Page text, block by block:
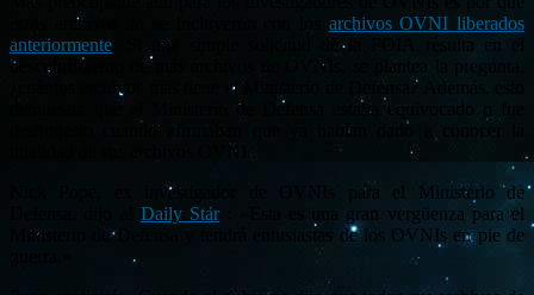
estos archivos no se incluyeron con los archivos OVNI liberados
anteriormente . Si una simple solicitud de la FOIA resulta en el
descubrimiento de más archivos de OVNIs, se plantea la pregunta,
¿cuántos archivos más tiene el Ministerio de Defensa? Además, esto
demuestra que el Ministerio de Defensa estaba equivocado o fue
deshonesto cuando afirmaban que ya habían dado a conocer la
totalidad de sus archivos OVNI.
Nick Pope, ex investigador de OVNIs para el Ministerio de
Daily Star: «Esta es una gran vergüenza para el
Ministerio de Defensa y tendrá entusiastas de los OVNIs en pie de
guerra.»